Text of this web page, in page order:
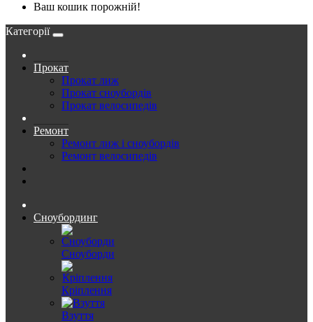
Ваш кошик порожній!
Категорії
Прокат
Прокат лиж
Прокат сноубордів
Прокат велосипедів
Ремонт
Ремонт лиж і сноубордів
Ремонт велосипедів
Сноубординг
Сноуборди
Кріплення
Взуття